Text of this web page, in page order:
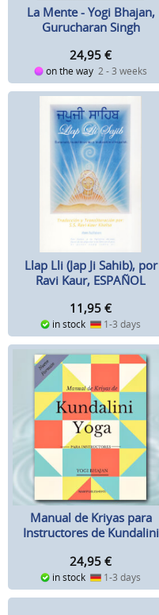
La Mente - Yogi Bhajan,
Gurucharan Singh
24,95 €
on the way 2 - 3 weeks
Llap Lli (Jap Ji Sahib), por
Ravi Kaur, ESPAÑOL
11,95 €
in stock 1-3 days
Manual de Kriyas para
Instructores de Kundalini
24,95 €
in stock 1-3 days